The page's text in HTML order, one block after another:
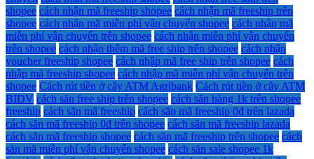
shopee cách nhận mã freeship shopee cách nhận mã freeship trên
shopee cách nhận mã miễn phí vận chuyển shopee cách nhận mã
miễn phí vận chuyển trên shopee cách nhận miễn phí vận chuyển
trên shopee cách nhận thêm mã free ship trên shopee cách nhận
voucher freeship shopee cách nhập mã free ship trên shopee cách
nhập mã freeship shopee cách nhập mã miễn phí vận chuyển trên
shopee Cách rút tiền ở cây ATM Agribank Cách rút tiền ở cây ATM
BIDV cách săn free ship trên shopee cách săn hàng 1k trên shopee
freeship cách săn mã freeship cách săn mã freeship 0đ trên lazada
cách săn mã freeship 0đ trên shopee cách săn mã freeship lazada
cách săn mã freeship shopee cách săn mã freeship trên shopee cách
săn mã miễn phí vận chuyển shopee cách săn sale shopee 1k